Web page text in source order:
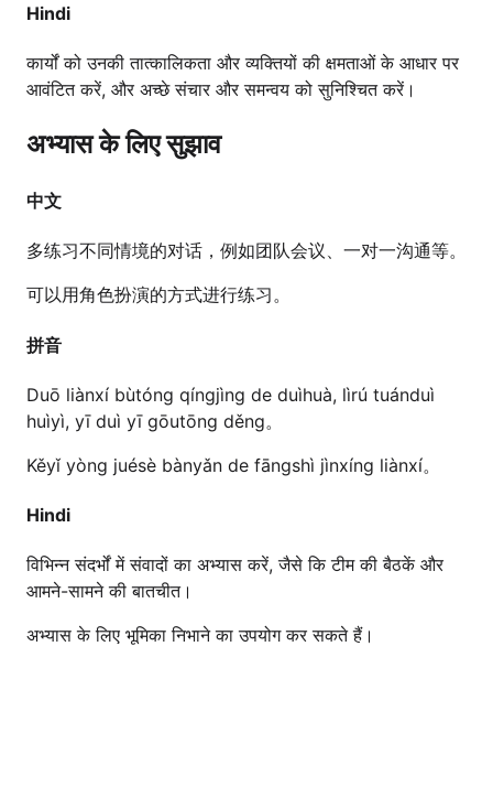
Hindi
कार्यों को उनकी तात्कालिकता और व्यक्तियों की क्षमताओं के आधार पर
आवंटित करें, और अच्छे संचार और समन्वय को सुनिश्चित करें।
अभ्यास के लिए सुझाव
中文
多练习不同情境的对话，例如团队会议、一对一沟通等。
可以用角色扮演的方式进行练习。
拼音
Duō liànxí bùtóng qíngjìng de duìhuà, lìrú tuánduì
huìyì, yī duì yī gōutōng děng。
Kěyǐ yòng juésè bànyǎn de fāngshì jìnxíng liànxí。
Hindi
विभिन्न संदर्भों में संवादों का अभ्यास करें, जैसे कि टीम की बैठकें और
आमने-सामने की बातचीत।
अभ्यास के लिए भूमिका निभाने का उपयोग कर सकते हैं।